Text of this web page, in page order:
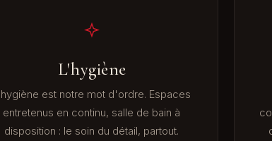
L'hygiène
est notre mot d'ordre. Espaces
entretenus en continu, salle de bain à
disposition : le soin du détail, partout.